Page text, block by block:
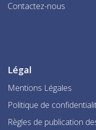
Contactez-nous
Légal
Mentions Légales
Politique de
Règles de publication